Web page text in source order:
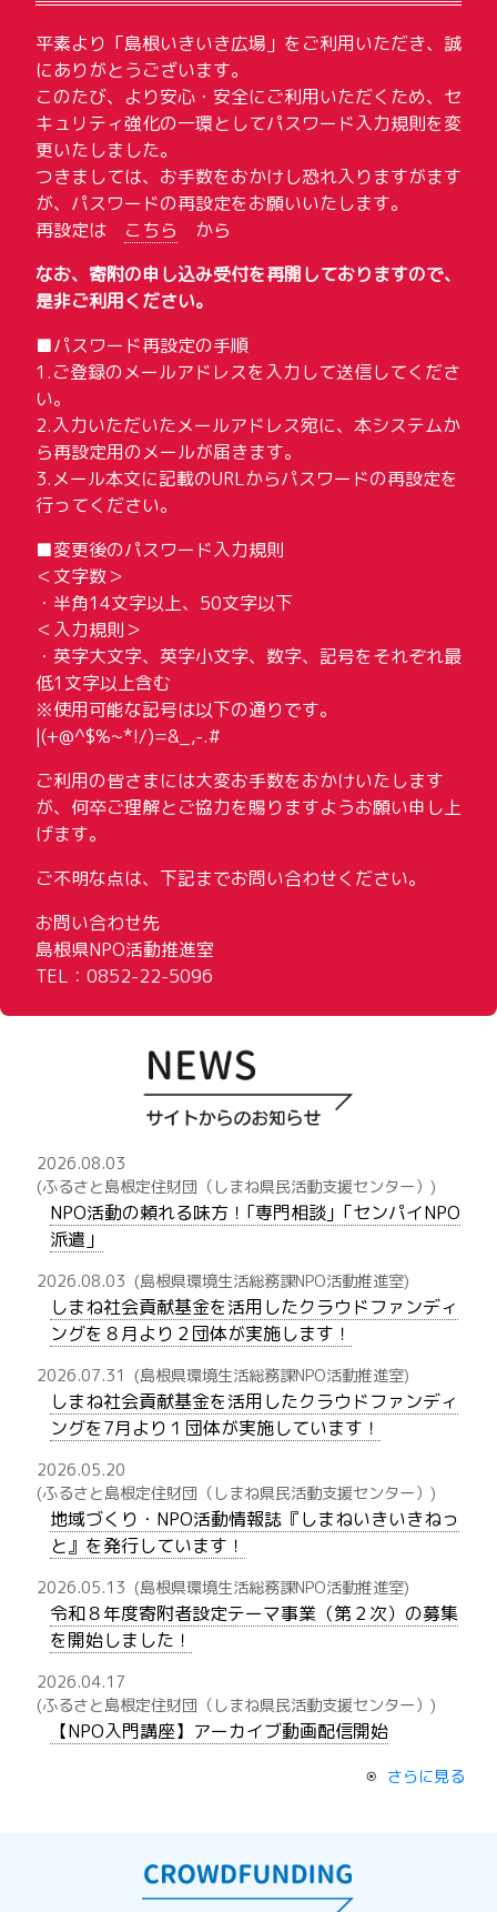
平素より「島根いきいき広場」をご利用いただき、誠
にありがとうございます。
このたび、より安心・安全にご利用いただくため、セ
キュリティ強化の一環としてパスワード入力規則を変
更いたしました。
つきましては、お手数をおかけし恐れ入りますがます
が、パスワードの再設定をお願いいたします。
再設定は こちら から
なお、寄附の申し込み受付を再開しておりますので、
是非ご利用ください。
■パスワード再設定の手順
1.ご登録のメールアドレスを入力して送信してくださ
い。
2.入力いただいたメールアドレス宛に、本システムか
ら再設定用のメールが届きます。
3.メール本文に記載のURLからパスワードの再設定を
行ってください。
■変更後のパスワード入力規則
＜文字数＞
・半角14文字以上、50文字以下
＜入力規則＞
・英字大文字、英字小文字、数字、記号をそれぞれ最
低1文字以上含む
※使用可能な記号は以下の通りです。
|(+@^$%~*!/)=&_,-.#
ご利用の皆さまには大変お手数をおかけいたします
が、何卒ご理解とご協力を賜りますようお願い申し上
げます。
ご不明な点は、下記までお問い合わせください。
お問い合わせ先
島根県NPO活動推進室
TEL：0852-22-5096
2026.08.03
(ふるさと島根定住財団（しまね県民活動支援センター）)
NPO活動の頼れる味方！｢専門相談｣「センパイNPO
派遣」
2026.08.03 (島根県環境生活総務課NPO活動推進室)
しまね社会貢献基金を活用したクラウドファンディ
ングを８月より２団体が実施します！
2026.07.31 (島根県環境生活総務課NPO活動推進室)
しまね社会貢献基金を活用したクラウドファンディ
ングを7月より１団体が実施しています！
2026.05.20
(ふるさと島根定住財団（しまね県民活動支援センター）)
地域づくり・NPO活動情報誌『しまねいきいきねっ
と』を発行しています！
2026.05.13 (島根県環境生活総務課NPO活動推進室)
令和８年度寄附者設定テーマ事業（第２次）の募集
を開始しました！
2026.04.17
(ふるさと島根定住財団（しまね県民活動支援センター）)
【NPO入門講座】アーカイブ動画配信開始
さらに見る